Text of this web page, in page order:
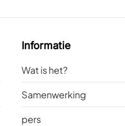
Informatie
Wat is het?
Samenwerking
pers